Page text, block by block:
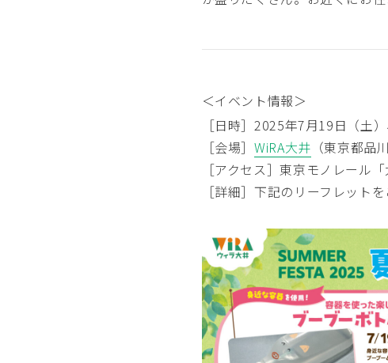
＜イベント情報＞
［日時］2025年7月19日（土
［会場］ WiRA大井 （東京都品
［アクセス］東京モノレール
［詳細］下記のリーフレット